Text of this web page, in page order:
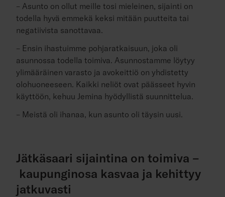
– Asunto on ollut meille tosi mieleinen, sijainti on
todella hyvä emmekä keksi mitään puutteita tai
negatiivista sanottavaa.
– Ensin ihastuimme pohjaratkaisuun, joka oli
asunnossa todella toimiva. Asunnostamme löytyy
ylimääräinen varasto ja avokeittiö on yhdistetty
olohuoneeseen. Kaikki neliöt ovat päässeet hyvin
käyttöön, kehuu Jemina hyödyllistä suunnittelua.
– Meistä oli ihanaa, kun asunto oli täysin uusi.
Jätkäsaari sijaintina on toimiva –
kaupunginosa kasvaa ja kehittyy
jatkuvasti